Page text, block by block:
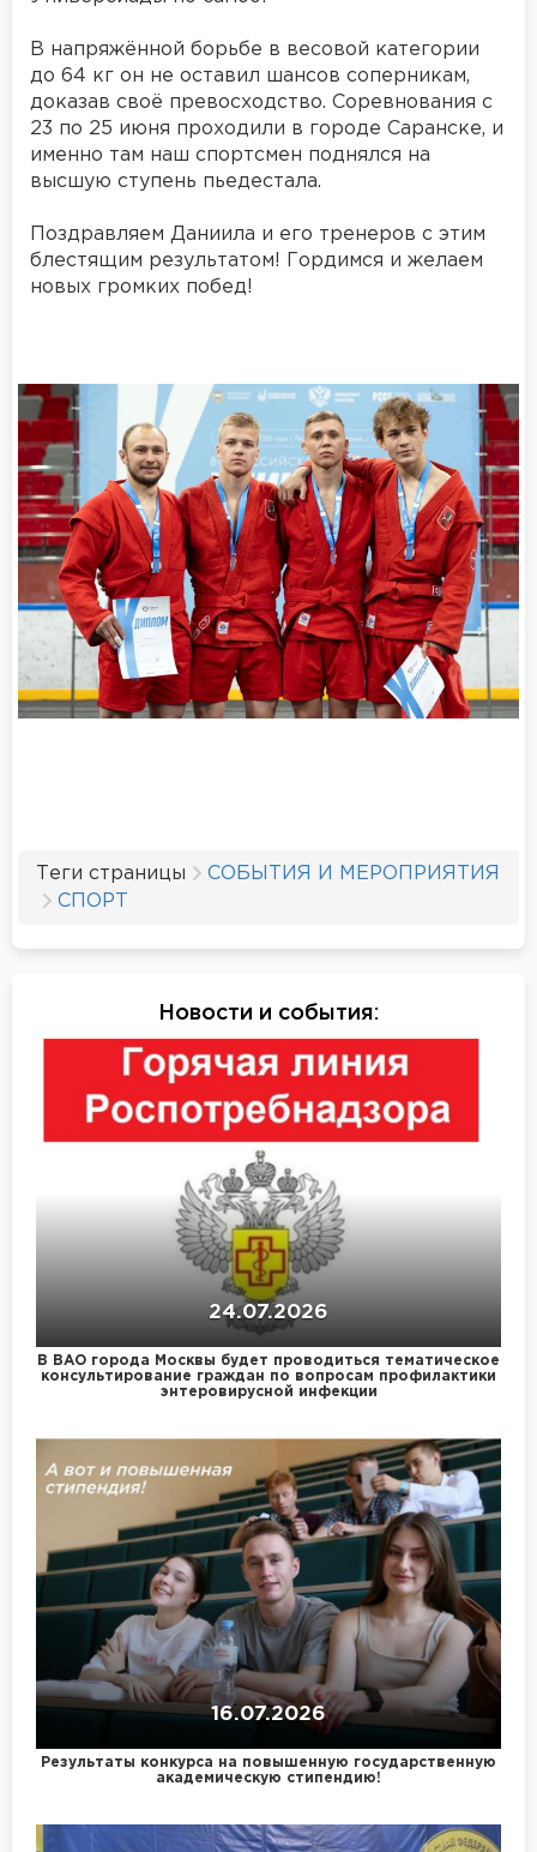
В напряжённой борьбе в весовой категории
до 64 кг он не оставил шансов соперникам,
доказав своё превосходство. Соревнования с
23 по 25 июня проходили в городе Саранске, и
именно там наш спортсмен поднялся на
высшую ступень пьедестала.
Поздравляем Даниила и его тренеров с этим
блестящим результатом! Гордимся и желаем
новых громких побед!
Теги страницы
СОБЫТИЯ И МЕРОПРИЯТИЯ
СПОРТ
Новости и события:
24.07.2026
В ВАО города Москвы будет проводиться тематическое
консультирование граждан по вопросам профилактики
энтеровирусной инфекции
16.07.2026
Результаты конкурса на повышенную государственную
академическую стипендию!